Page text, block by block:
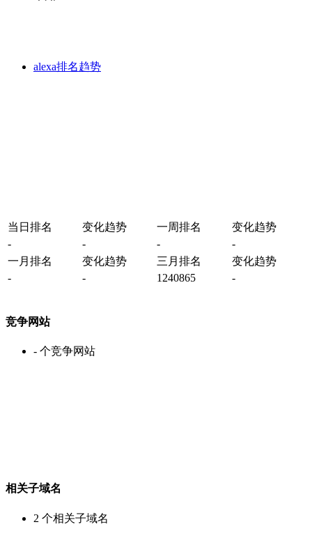
alexa排名趋势
当日排名 变化趋势 一周排名
变化趋势
-
- -
-
一月排名
变化趋势 三月排名
变化趋势
-
- 1240865 -
竞争网站
- 个竞争网站
相关子域名
2 个相关子域名